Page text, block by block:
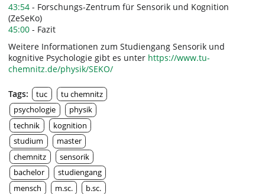
43:54 - Forschungs-Zentrum für Sensorik und Kognition
(ZeSeKo)
45:00 - Fazit
Weitere Informationen zum Studiengang Sensorik und
kognitive Psychologie gibt es unter https://www.tu-
chemnitz.de/physik/SEKO/
Tags: tuc
tu chemnitz
psychologie
physik
technik
kognition
studium
master
chemnitz
sensorik
bachelor
studiengang
mensch
m.sc.
b.sc.